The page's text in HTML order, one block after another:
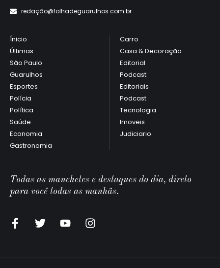
redação@folhadeguarulhos.com.br
Ínicio
Últimas
São Paulo
Guarulhos
Esportes
Polícia
Política
Saúde
Economia
Gastronomia
Carro
Casa & Decoração
Editorial
Podcast
Editoriais
Podcast
Tecnologia
Imoveis
Judiciario
Todas as manchetes e destaques do dia, direto
para você todas as manhãs.